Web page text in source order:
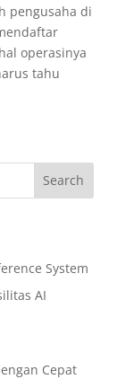
pengusaha di
operasinya
tahu
Search
System
AI
Cepat